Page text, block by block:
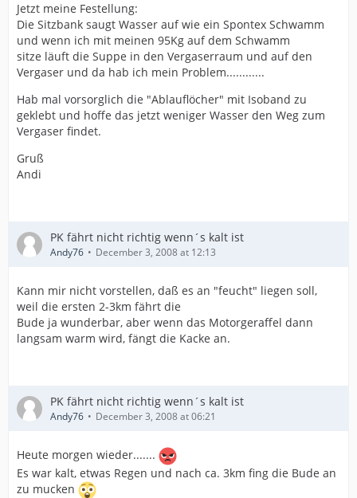
Jetzt meine Festellung:
Die Sitzbank saugt Wasser auf wie ein Spontex Schwamm
und wenn ich mit meinen 95Kg auf dem Schwamm
sitze läuft die Suppe in den Vergaserraum und auf den
Vergaser und da hab ich mein Problem............
Hab mal vorsorglich die "Ablauflöcher" mit Isoband zu
geklebt und hoffe das jetzt weniger Wasser den Weg zum
Vergaser findet.
Gruß
Andi
PK fährt nicht richtig wenn´s kalt ist
Andy76 December 3, 2008 at 12:13
Kann mir nicht vorstellen, daß es an "feucht" liegen soll,
weil die ersten 2-3km fährt die
Bude ja wunderbar, aber wenn das Motorgeraffel dann
langsam warm wird, fängt die Kacke an.
PK fährt nicht richtig wenn´s kalt ist
Andy76 December 3, 2008 at 06:21
Heute morgen wieder.......
Es war kalt, etwas Regen und nach ca. 3km fing die Bude an
zu mucken